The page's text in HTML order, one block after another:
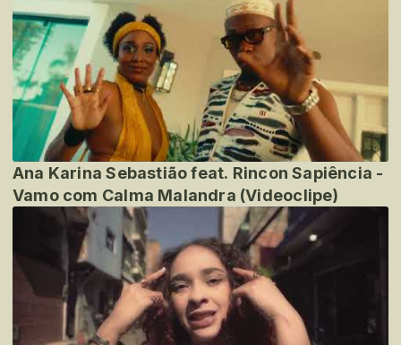
Ana Karina Sebastião feat. Rincon Sapiência -
Vamo com Calma Malandra (Videoclipe)